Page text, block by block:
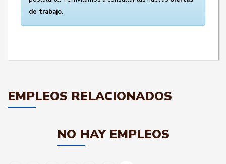
de trabajo.
EMPLEOS RELACIONADOS
NO HAY EMPLEOS